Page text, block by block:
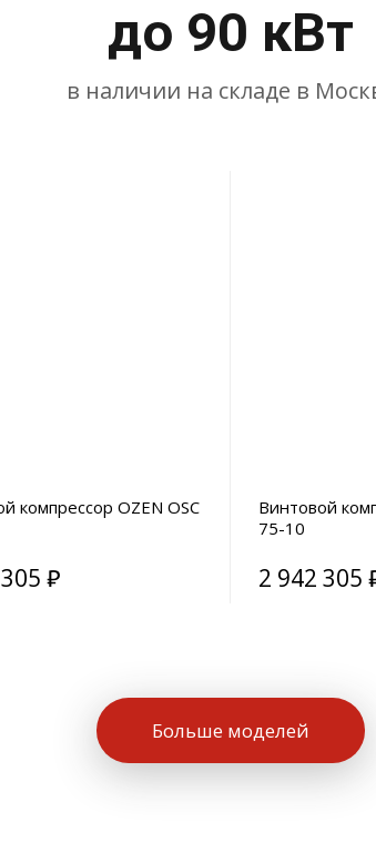
до 90 кВт
в наличии на складе в
компрессор OZEN OSC
₽
Винтовой
75-10
2 942 305
Больше моделей